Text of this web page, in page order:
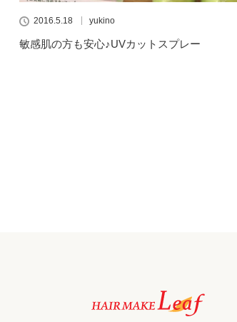
2016.5.18 yukino
敏感肌の方も安心♪UVカットスプレー